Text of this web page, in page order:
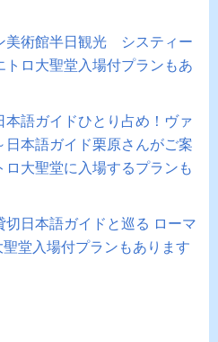
美術館半日観光 システィー
ロ大聖堂入場付プランもあ
本語ガイドひとり占め！ヴァ
本語ガイド栗原さんがご案
大聖堂に入場するプランも
切日本語ガイドと巡る ローマ
堂入場付プランもあります